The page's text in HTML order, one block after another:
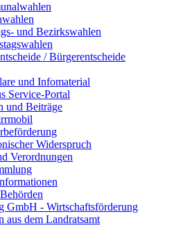
und Bezirkswahlen
/ Bürgerentscheide
und Infomaterial
Service-Portal
und Beiträge
Widerspruch
Verordnungen
GmbH - Wirtschaftsförderung
aus dem Landratsamt